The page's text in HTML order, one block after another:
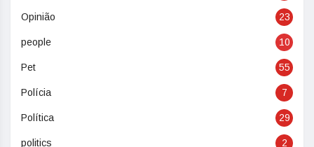
Opinião 23
people 10
Pet 55
Polícia 7
Política 29
politics 2